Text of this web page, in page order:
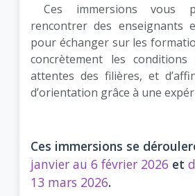
Ces immersions vous
rencontrer des enseignants
pour échanger sur les
concrètement les conditions
attentes des filières, et
d’orientation grâce à une
Ces immersions se
janvier au 6 février 2026 et
13 mars 2026.